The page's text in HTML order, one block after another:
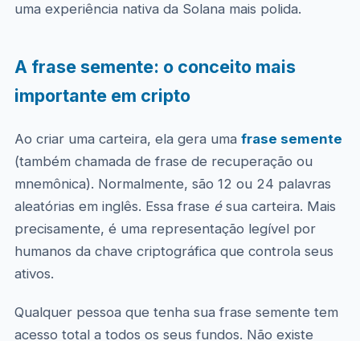
uma experiência nativa da Solana mais polida.
A frase semente: o conceito mais
importante em cripto
Ao criar uma carteira, ela gera uma frase semente
(também chamada de frase de recuperação ou
mnemônica). Normalmente, são 12 ou 24 palavras
aleatórias em inglês. Essa frase ésua carteira. Mais
precisamente, é uma representação legível por
humanos da chave criptográfica que controla seus
ativos.
Qualquer pessoa que tenha sua frase semente tem
acesso total a todos os seus fundos. Não existe